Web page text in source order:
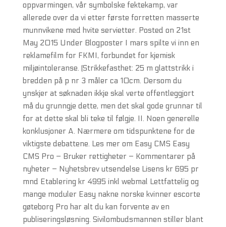
oppvarmingen, vår symbolske fektekamp, var
allerede over da vi etter første forretten masserte
munnvikene med hvite servietter. Posted on 21st
May 2015 Under Blogposter I mars spilte vi inn en
reklamefilm for FKMI, forbundet for kjemisk
miljøintoleranse. (Strikkefasthet: 25 m glattstrikk i
bredden på p nr 3 måler ca 10cm. Dersom du
ynskjer at søknaden ikkje skal verte offentleggjort
må du grunngje dette, men det skal gode grunnar til
for at dette skal bli teke til følgje. II. Noen generelle
konklusjoner A. Nærmere om tidspunktene for de
viktigste debattene. Les mer om Easy CMS Easy
CMS Pro – Bruker rettigheter – Kommentarer på
nyheter – Nyhetsbrev utsendelse Lisens kr 695 pr
mnd Etablering kr 4995 inkl webmal Lettfattelig og
mange moduler Easy nakne norske kvinner escorte
gøteborg Pro har alt du kan forvente av en
publiseringsløsning. Sivilombudsmannen stiller blant